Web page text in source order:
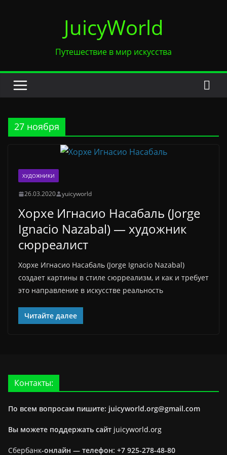
JuicyWorld
Путешествие в мир искусства
27 ноября
ХУДОЖНИКИ
26.03.2020 yuicyworld
Хорхе Игнасио Насабаль (Jorge
Ignacio Nazabal) — художник
сюрреалист
Хорхе Игнасио Насабаль (Jorge Ignacio Nazabal)
создает картины в стиле сюрреализм, и как и требует
это направление в искусстве реальность
Читайте далее
Контакты:
По всем вопросам пишите: juicyworld.org@gmail.com
Вы можете поддержать сайт juicyworld.org
Сбербанк-онлайн — телефон: +7 925-278-48-80